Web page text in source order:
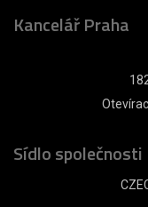
Kancelář Praha
Sídlo společnosti